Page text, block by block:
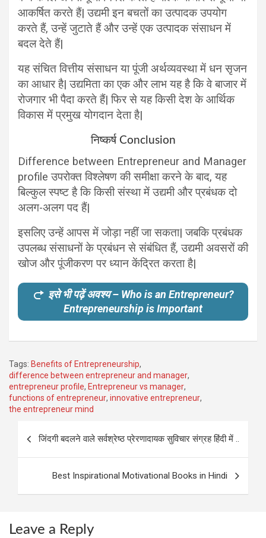
आकर्षित करते हैं| उद्यमी इन बचतों का उत्पादक उपयोग
करते हैं, उन्हें जुटाते हैं और उन्हें एक उत्पादक संसाधन में
बदल देते हैं|
यह संचित वित्तीय संसाधन या पूंजी अर्थव्यवस्था में धन सृजन
का आधार है| उद्यमिता का एक और लाभ यह है कि वे बाजार में
रोजगार भी पैदा करते हैं| फिर से यह किसी देश के आर्थिक
विकास में प्रमुख योगदान देता है|
निष्कर्ष Conclusion
Difference between Entrepreneur and Manager
profile उपरोक्त विश्लेषण की समीक्षा करने के बाद, यह
बिल्कुल स्पष्ट है कि किसी संस्था में उद्यमी और प्रबंधक दो
अलग-अलग पद हैं|
इसलिए उन्हें आपस में जोड़ा नहीं जा सकता| जबकि प्रबंधक
उपलब्ध संसाधनों के प्रबंधन से संबंधित हैं, उद्यमी अवसरों की
खोज और पूंजीकरण पर ध्यान केंद्रित करता है|
इसे भी पढ़ें अवश्य – Who is an Entrepreneur?
Entrepreneurship is Important
Tags: Benefits of Entrepreneurship,
difference between entrepreneur and manager,
entrepreneur profile, Entrepreneur vs manager,
functions of entrepreneur, innovative entrepreneur,
the entrepreneur mind
जिंदगी बदलने वाले सर्वश्रेष्ठ प्रेरणादायक सुविचार संग्रह हिंदी में ..
Best Inspirational Motivational Books in Hindi
Leave a Reply